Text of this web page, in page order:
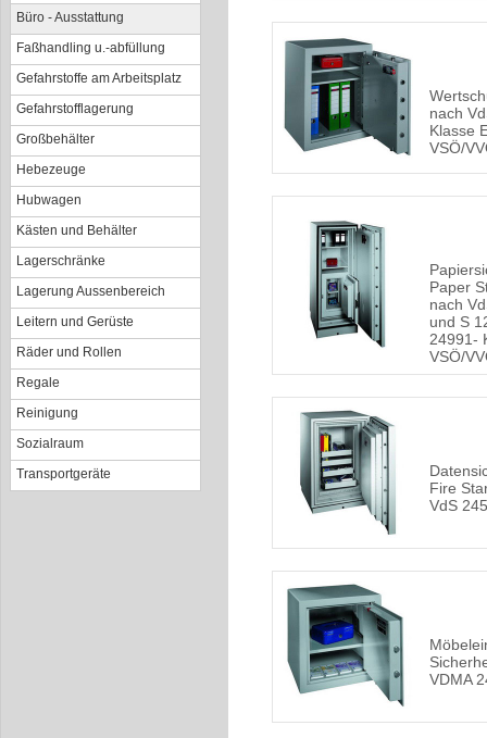
Büro - Ausstattung
Faßhandling u.-abfüllung
Gefahrstoffe am Arbeitsplatz
Gefahrstofflagerung
Großbehälter
Hebezeuge
Hubwagen
Kästen und Behälter
Lagerschränke
Lagerung Aussenbereich
Leitern und Gerüste
Räder und Rollen
Regale
Reinigung
Sozialraum
Transportgeräte
nach
Klasse
VSÖ/
Paper
nach
und S
24991-
VSÖ/
Fire
VdS
VDMA